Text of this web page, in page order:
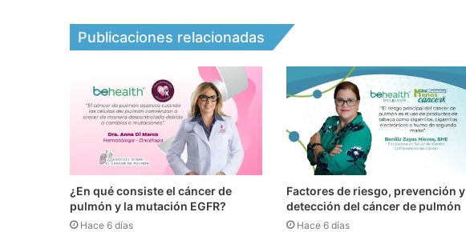
Publicaciones relacionadas
¿En qué consiste el cáncer de
pulmón y la mutación EGFR?
Hace 6 días
Factores de riesgo, prevención y
detección del cáncer de pulmón
Hace 6 días